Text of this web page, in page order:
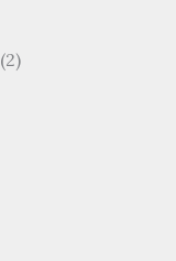
(2)